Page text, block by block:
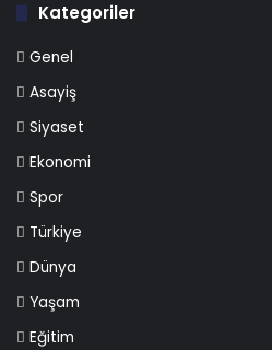
Kategoriler
Genel
Asayiş
Siyaset
Ekonomi
Spor
Türkiye
Dünya
Yaşam
Eğitim